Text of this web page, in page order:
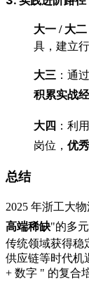
大一 / 大二
具，建立
大三 ：通
积累实战
大四 ：利
岗位， 优
总结
2025 年浙工大
高端稀缺"的多
传统领域获得稳
供应链等时代机
+ 数字 " 的复合